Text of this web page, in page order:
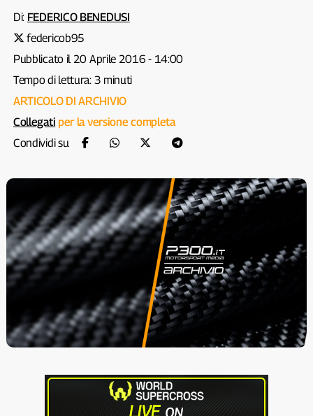
Di: FEDERICO BENEDUSI
federicob95
Pubblicato il 20 Aprile 2016 - 14:00
Tempo di lettura: 3 minuti
ARTICOLO DI ARCHIVIO
Collegati per la versione completa
Condividi su